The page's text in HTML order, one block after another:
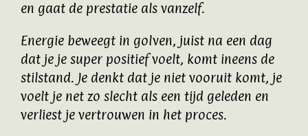
en gaat de prestatie als vanzelf.
Energie beweegt in golven, juist na een dag
dat je je super positief voelt, komt ineens de
stilstand. Je denkt dat je niet vooruit komt, je
voelt je net zo slecht als een tijd geleden en
verliest je vertrouwen in het proces.